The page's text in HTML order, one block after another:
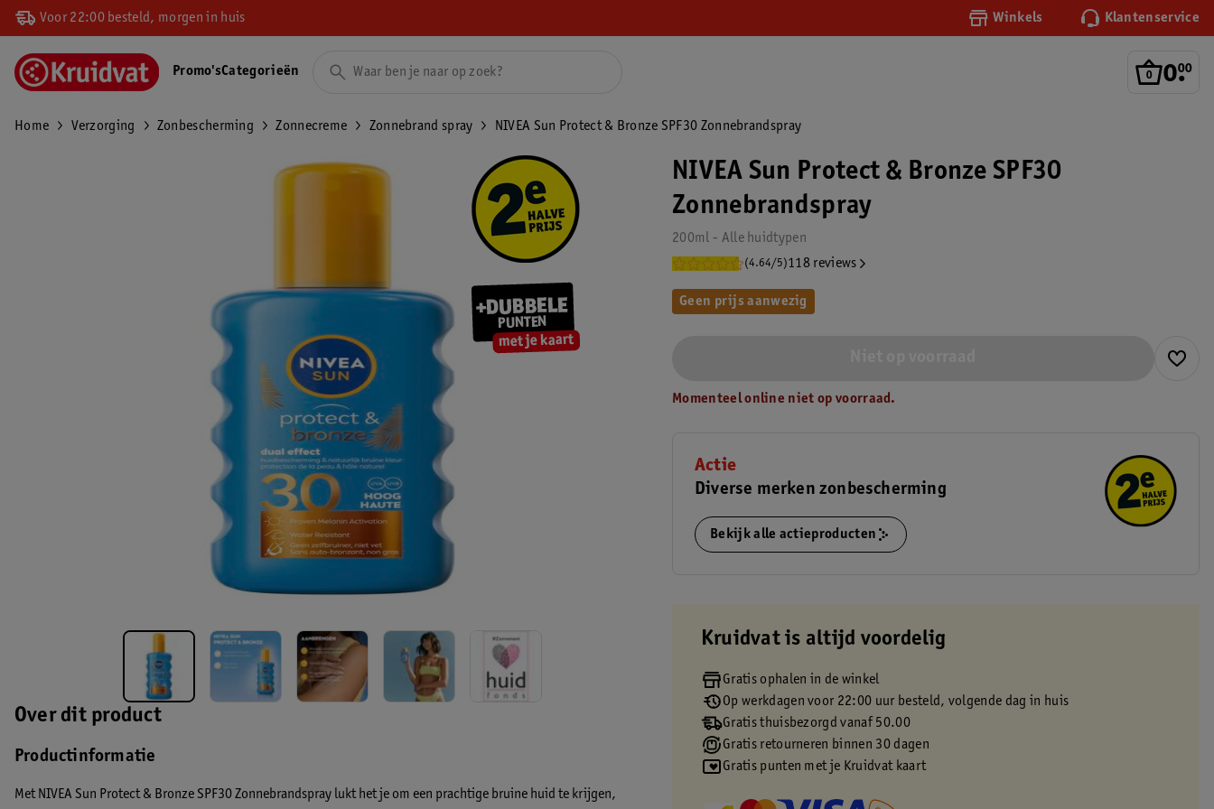
Voor 22:00 besteld, morgen in huis Winkels Klantenservice
0.
00
Promo'sCategorieën
Home Verzorging Zonbescherming Zonnecreme Zonnebrand spray NIVEA Sun Protect & Bronze SPF30 Zonnebrandspray
Over dit product
Productinformatie
Met NIVEA Sun Protect & Bronze SPF30 Zonnebrandspray lukt het je om een prachtige bruine huid te krijgen,
NIVEA Sun Protect & Bronze SPF30
Zonnebrandspray
200ml - Alle huidtypen
(4.64/5)118 reviews
Geen prijs aanwezig
Momenteel online niet op voorraad.
Actie
Diverse merken zonbescherming
Bekijk alle actieproducten
Kruidvat is altijd voordelig
Gratis ophalen in de winkel
Op werkdagen voor 22:00 uur besteld, volgende dag in huis
Gratis thuisbezorgd vanaf 50.00
Gratis retourneren binnen 30 dagen
Gratis punten met je Kruidvat kaart